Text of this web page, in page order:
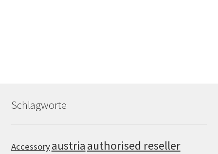
Schlagworte
Accessoryaustria authorised reseller